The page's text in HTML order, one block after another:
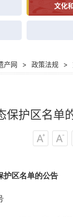
文化
产网 > 政策法规 >
保护区名单
护区名单的公告